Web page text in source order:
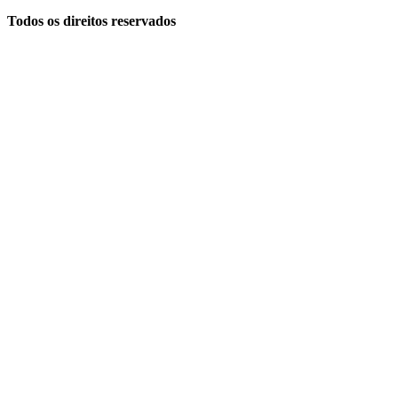
Todos os direitos reservados